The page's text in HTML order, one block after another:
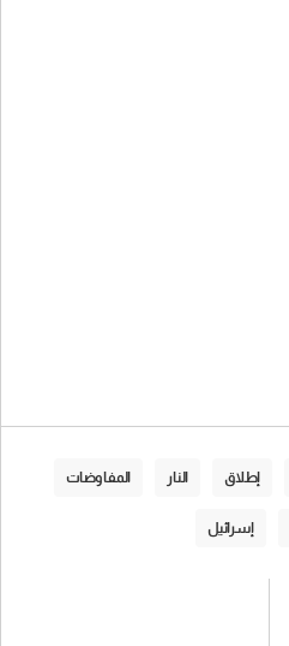
إطلاق النار المفاوضات
إسرائيل